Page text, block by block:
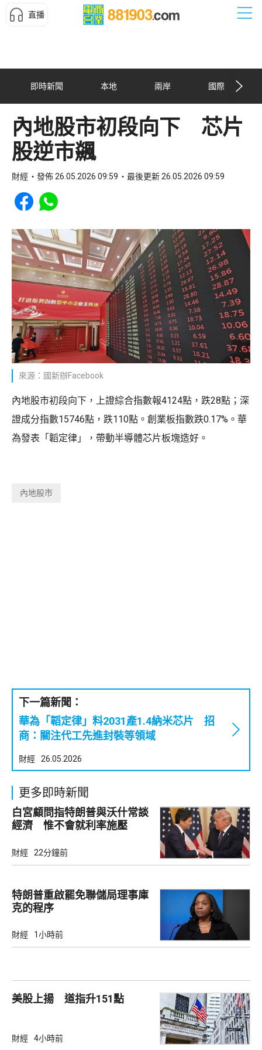
直播
即時新聞 本地 兩岸 國際
內地股市初段向下 芯片
股逆市飊
財經 發佈 26.05.2026 09:59 最後更新 26.05.2026 09:59
Share to Facebook
Share to WhatsApp
來源：國新辦Facebook
內地股市初段向下，上證綜合指數報4124點，跌28點；深
證成分指數15746點，跌110點。創業板指數跌0.17%。華
為發表「韜定律」，帶動半導體芯片板塊造好。
內地股市
下一篇新聞：
華為「韜定律」料2031產1.4納米芯片 招
商：關注代工先進封裝等領域
財經 26.05.2026
更多即時新聞
白宮顧問指特朗普與沃什常談
經濟 惟不會就利率施壓
財經 22分鐘前
特朗普重啟罷免聯儲局理事庫
克的程序
財經 1小時前
美股上揚 道指升151點
財經 4小時前